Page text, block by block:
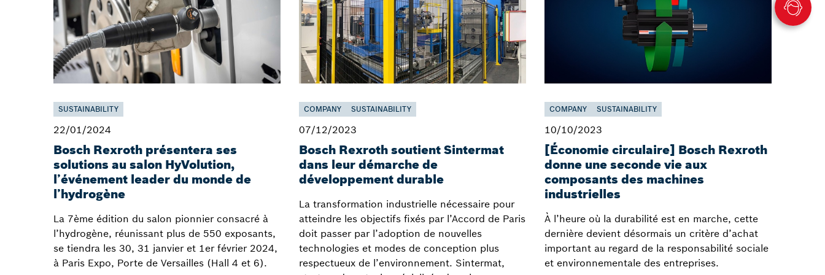
SUSTAINABILITY
22/01/2024
Bosch Rexroth présentera ses
solutions au salon HyVolution,
l’événement leader du monde de
l’hydrogène
La 7ème édition du salon pionnier consacré à
l’hydrogène, réunissant plus de 550 exposants,
se tiendra les 30, 31 janvier et 1er février 2024,
à Paris Expo, Porte de Versailles (Hall 4 et 6).
COMPANY SUSTAINABILITY
07/12/2023
Bosch Rexroth soutient Sintermat
dans leur démarche de
développement durable
La transformation industrielle nécessaire pour
atteindre les objectifs fixés par l’Accord de Paris
doit passer par l’adoption de nouvelles
technologies et modes de conception plus
respectueux de l’environnement. Sintermat,
COMPANY SUSTAINABILITY
10/10/2023
[Économie circulaire] Bosch Rexroth
donne une seconde vie aux
composants des machines
industrielles
À l’heure où la durabilité est en marche, cette
dernière devient désormais un critère d’achat
important au regard de la responsabilité sociale
et environnementale des entreprises.